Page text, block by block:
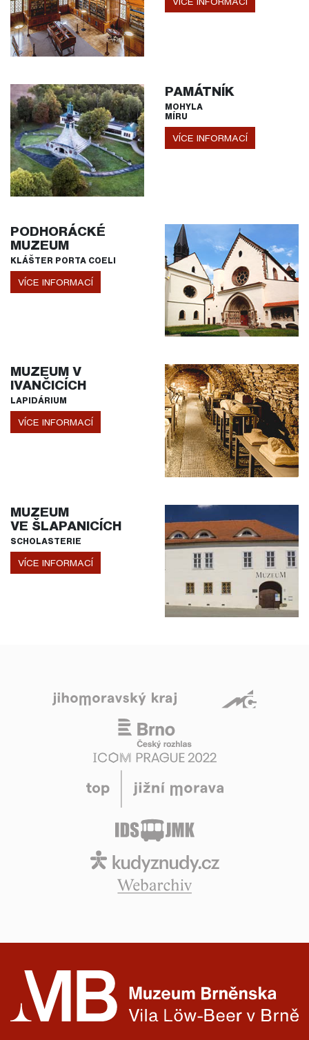
PAMÁTNÍK
MOHYLA
MÍRU
VÍCE INFORMACÍ
PODHORÁCKÉ
MUZEUM
KLÁŠTER PORTA COELI
VÍCE INFORMACÍ
MUZEUM V
IVANČICÍCH
LAPIDÁRIUM
VÍCE INFORMACÍ
MUZEUM
VE ŠLAPANICÍCH
SCHOLASTERIE
VÍCE INFORMACÍ